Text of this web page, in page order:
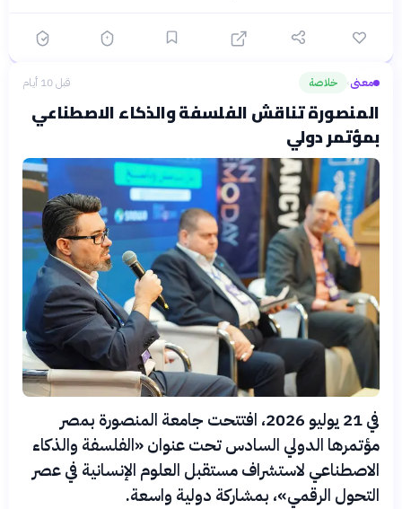
معنى› خلاصة قبل 10 أيام
المنصورة تناقش الفلسفة والذكاء الاصطناعي
بمؤتمر دولي
في 21 يوليو 2026، افتتحت جامعة المنصورة بمصر
مؤتمرها الدولي السادس تحت عنوان «الفلسفة والذكاء
الاصطناعي لاستشراف مستقبل العلوم الإنسانية في عصر
التحول الرقمي»، بمشاركة دولية واسعة.